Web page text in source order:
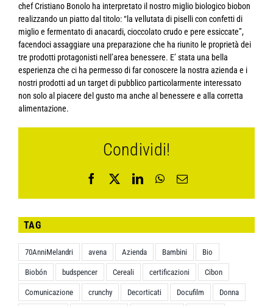
chef Cristiano Bonolo ha interpretato il nostro miglio biologico biobon
realizzando un piatto dal titolo: “la vellutata di piselli con confetti di
miglio e fermentato di anacardi, cioccolato crudo e pere essiccate”,
facendoci assaggiare una preparazione che ha riunito le proprietà dei
tre prodotti protagonisti nell’area benessere. E’ stata una bella
esperienza che ci ha permesso di far conoscere la nostra azienda e i
nostri prodotti ad un target di pubblico particolarmente interessato
non solo al piacere del gusto ma anche al benessere e alla corretta
alimentazione.
Condividi!
Facebook
X LinkedInWhatsApp
Email
TAG
70AnniMelandri avena Azienda Bambini Bio
Biobón budspencer Cereali certificazioni Cibon
Comunicazione crunchy Decorticati Docufilm Donna